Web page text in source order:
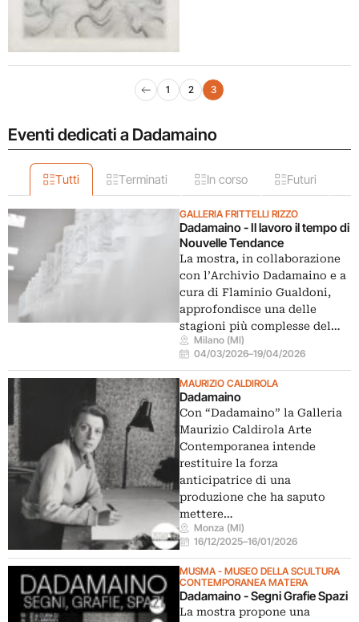
Navigazione articoli
Pagina precedente
1 2 3
Eventi dedicati a Dadamaino
Tutti Terminati In corso Futuri
GALLERIA FRITTELLI RIZZO
Dadamaino - Il lavoro il tempo di
Nouvelle Tendance
La mostra, in collaborazione
con l’Archivio Dadamaino e a
cura di Flaminio Gualdoni,
approfondisce una delle
stagioni più complesse del…
Milano (MI)
04/03/2026–19/04/2026
MAURIZIO CALDIROLA
Dadamaino
Con “Dadamaino” la Galleria
Maurizio Caldirola Arte
Contemporanea intende
restituire la forza
anticipatrice di una
produzione che ha saputo
mettere…
Monza (MI)
16/12/2025–16/01/2026
MUSMA - MUSEO DELLA SCULTURA
CONTEMPORANEA MATERA
Dadamaino - Segni Grafie Spazi
La mostra propone una